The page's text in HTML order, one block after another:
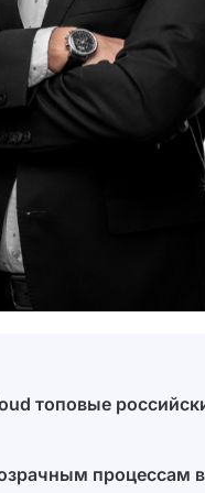
топовые
процессам